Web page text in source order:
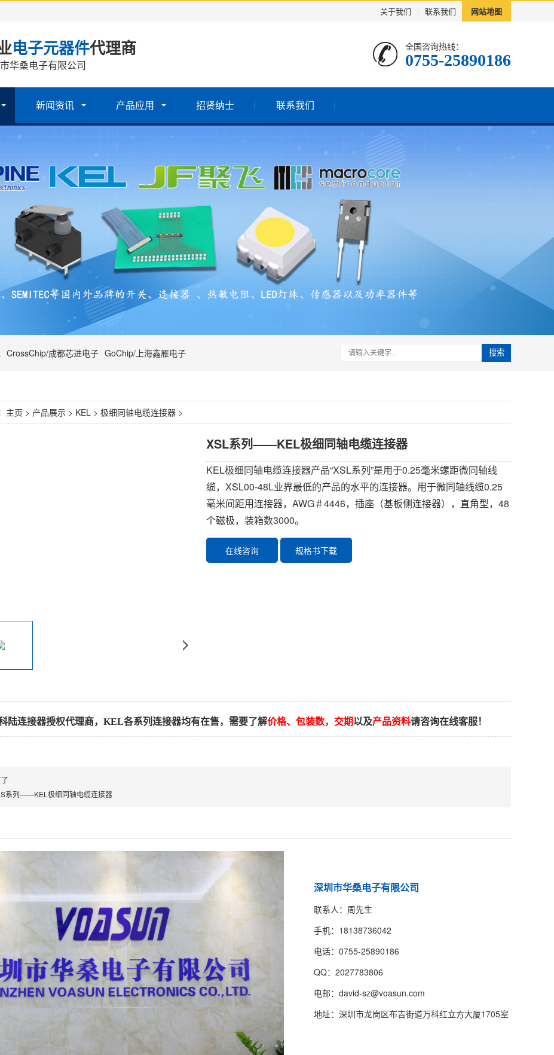
关于我们 联系我们 网站地图
电子元器件代理商
华桑电子有限公司
全国咨询热线：
0755-25890186
新闻资讯 产品应用 招贤纳士 联系我们
CrossChip/成都芯进电子 GoChip/上海鑫雁电子 搜索
主页 > 产品展示 > KEL > 极细同轴电缆连接器 >
XSL系列——KEL极细同轴电缆连接器
KEL极细同轴电缆连接器产品“XSL系列”是用于0.25毫米螺距微同轴线
缆，XSL00-48L业界最低的产品的水平的连接器。用于微同轴线缆0.25
毫米间距用连接器，AWG＃4446，插座（基板侧连接器），直角型，48
个磁极，装箱数3000。
在线咨询 规格书下载
陆连接器授权代理商，KEL各系列连接器均有在售，需要了解价格、包装数，交期以及产品资料请咨询在线客服！
系列——KEL极细同轴电缆连接器
深圳市华桑电子有限公司
联系人：周先生
手机：18138736042
电话：0755-25890186
QQ：2027783806
电邮：david-sz@voasun.com
地址：深圳市龙岗区布吉街道万科红立方大厦1705室